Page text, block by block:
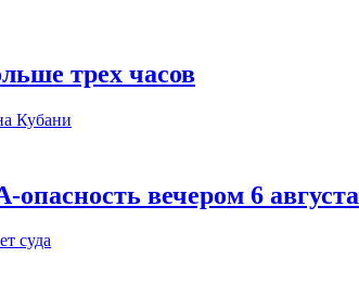
трех часов
вечером 6 августа